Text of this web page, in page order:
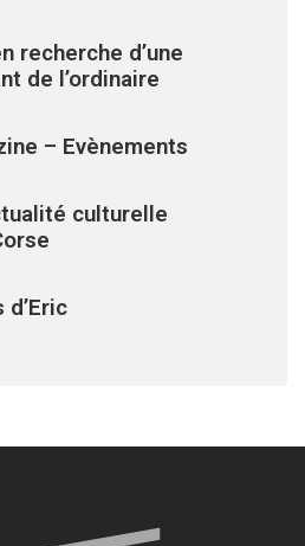
recherche d’une
de l’ordinaire
– Evènements
culturelle